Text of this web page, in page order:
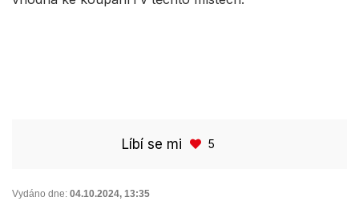
Líbí se mi 5
Vydáno dne: 04.10.2024, 13:35